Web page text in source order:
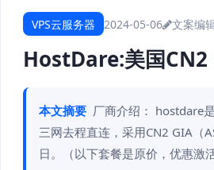
VPS云服务器 2024-05-06 文案编
HostDare:美国CN2
本文摘要 厂商介绍： hostdare
三网去程直连，采用CN2 GIA（
日。（以下套餐是原价，优惠激